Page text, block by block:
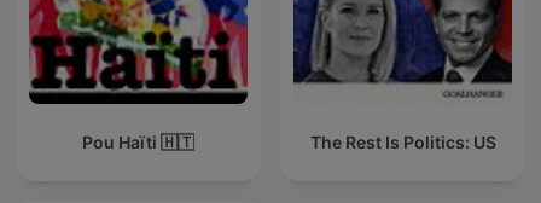
Pou Haïti 🇭🇹 The Rest Is Politics: US